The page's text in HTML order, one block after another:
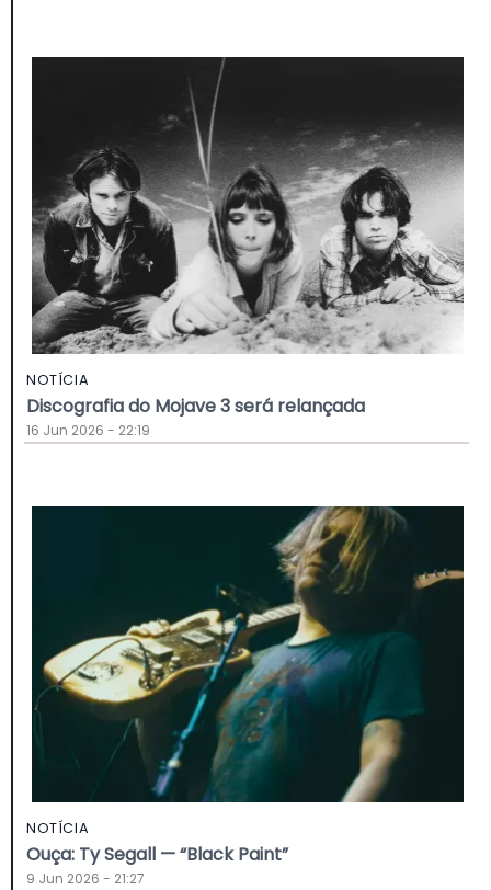
NOTÍCIA
Discografia do Mojave 3 será relançada
16 Jun 2026 - 22:19
NOTÍCIA
Ouça: Ty Segall — “Black Paint”
9 Jun 2026 - 21:27